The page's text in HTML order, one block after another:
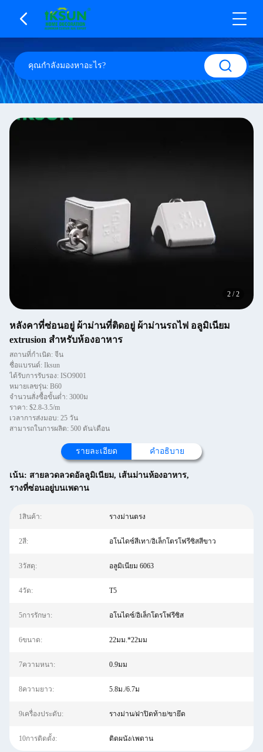
2 /2
หลังคาที่ซ่อนอยู่ ผ้าม่านที่ติดอยู่ ผ้าม่านรถไฟ อลูมิเนียม
extrusion สําหรับห้องอาหาร
สถานที่กำเนิด: จีน
ชื่อแบรนด์: Iksun
ได้รับการรับรอง: ISO9001
หมายเลขรุ่น: B60
จำนวนสั่งซื้อขั้นต่ำ: 3000ม
ราคา: $2.8-3.5/m
เวลาการส่งมอบ: 25 วัน
สามารถในการผลิต: 500 ตัน/เดือน
รายละเอียด คำอธิบาย
เน้น: สายลวดลวดอัลลูมิเนียม, เส้นม่านห้องอาหาร,
รางที่ซ่อนอยู่บนเพดาน
1สินค้า: รางม่านตรง
2สี: อโนไดซ์สีเทา/อิเล็กโตรโฟรีซิสสีขาว
3วัสดุ: อลูมิเนียม 6063
4วัด: T5
5การรักษา: อโนไดซ์/อิเล็กโตรโฟรีซิส
6ขนาด: 22มม.*22มม
7ความหนา: 0.9มม
8ความยาว: 5.8ม./6.7ม
9เครื่องประดับ: รางม่าน/ฝาปิดท้าย/ขายึด
10การติดตั้ง: ติดผนัง/เพดาน